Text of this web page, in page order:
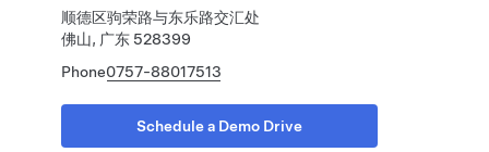
顺德区驹荣路与东乐路交汇处
佛山, 广东 528399
Phone0757-88017513
Schedule a Demo Drive